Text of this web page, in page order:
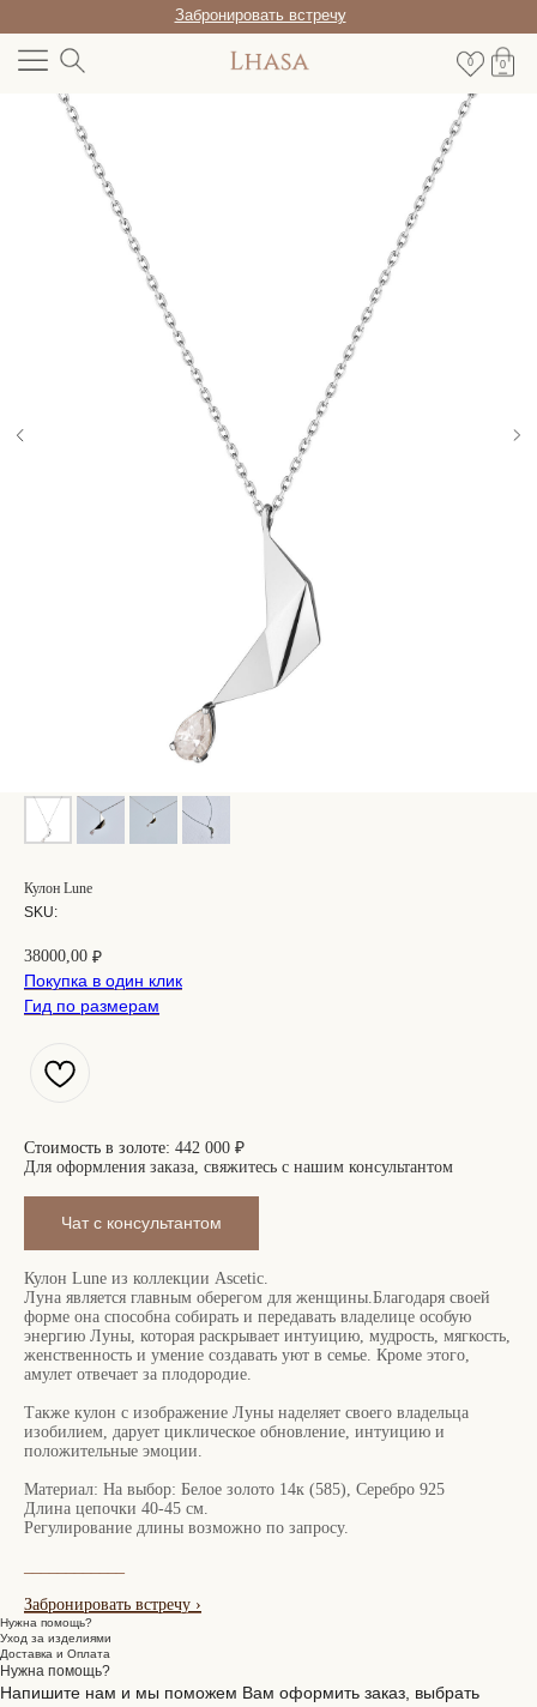
Забронировать встречу
0
0
Кулон Lune
SKU:
38000,00 ₽
Покупка в один клик
Гид по размерам
Стоимость в золоте: 442 000 ₽
Для оформления заказа, свяжитесь с нашим консультантом
Чат с консультантом
Кулон Lune из коллекции Ascetic.
Луна является главным оберегом для женщины.Благодаря своей
форме она способна собирать и передавать владелице особую
энергию Луны, которая раскрывает интуицию, мудрость, мягкость,
женственность и умение создавать уют в семье. Кроме этого,
амулет отвечает за плодородие.
Также кулон с изображение Луны наделяет своего владельца
изобилием, дарует циклическое обновление, интуицию и
положительные эмоции.
Материал: На выбор: Белое золото 14к (585), Серебро 925
Длина цепочки 40-45 см.
Регулирование длины возможно по запросу.
Забронировать встречу ›
Нужна помощь?
Уход за изделиями
Доставка и Оплата
Нужна помощь?
Напишите нам и мы поможем Вам оформить заказ, выбрать